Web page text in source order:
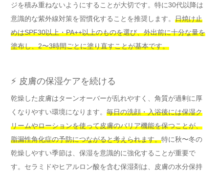
ジを積み重ねないようにすることが大切です。特に30代以降は
意識的な紫外線対策を習慣化することを推奨します。 日焼け止
めはSPF30以上・PA++以上のものを選び、外出前に十分な量を
塗布し、2〜3時間ごとに塗り直すことが基本です。
⚡ 皮膚の保湿ケアを続ける
乾燥した皮膚はターンオーバーが乱れやすく、角質が過剰に厚
くなりやすい環境になります。 毎日の洗顔・入浴後には保湿ク
リームやローションを使って皮膚のバリア機能を保つことが、
脂漏性角化症の予防につながると考えられます。特に秋〜冬の
乾燥しやすい季節は、保湿を意識的に強化することが重要で
す。セラミドやヒアルロン酸を含む保湿剤は、皮膚の水分保持